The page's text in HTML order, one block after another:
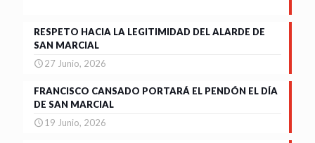
RESPETO HACIA LA LEGITIMIDAD DEL ALARDE DE
SAN MARCIAL
27 Junio, 2026
FRANCISCO CANSADO PORTARÁ EL PENDÓN EL DÍA
DE SAN MARCIAL
19 Junio, 2026